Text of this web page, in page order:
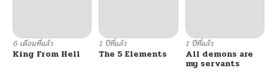
6 เดือนที่แล้ว
King From Hell
1 ปีที่แล้ว
The 5 Elements
1 ปีที่แล้ว
All demons are
my servants